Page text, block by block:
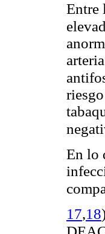
Entre
En lo
17,18